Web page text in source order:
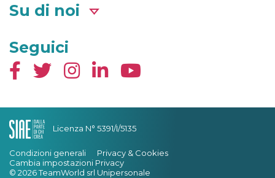
Su di noi
Seguici
Licenza N° 5391/I/5135
Condizioni generali
Privacy & Cookies
Cambia impostazioni Privacy
© 2026 TeamWorld srl Unipersonale